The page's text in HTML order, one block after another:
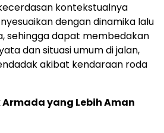
kontekstualnya
dengan dinamika lalu
sehingga dapat membedakan
dan situasi umum di jalan,
akibat kendaraan roda
yang Lebih Aman